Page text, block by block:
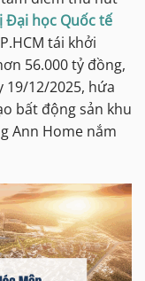
Đại học Quốc tế
tái khởi
56.000 tỷ đồng,
19/12/2025, hứa
bất động sản khu
Ann Home nắm